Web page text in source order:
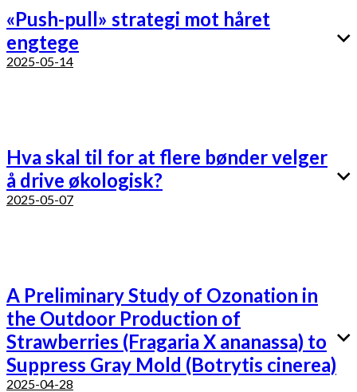
«Push-pull» strategi mot håret
engtege
2025-05-14
Hva skal til for at flere bønder velger
å drive økologisk?
2025-05-07
A Preliminary Study of Ozonation in
the Outdoor Production of
Strawberries (Fragaria X ananassa) to
Suppress Gray Mold (Botrytis cinerea)
2025-04-28